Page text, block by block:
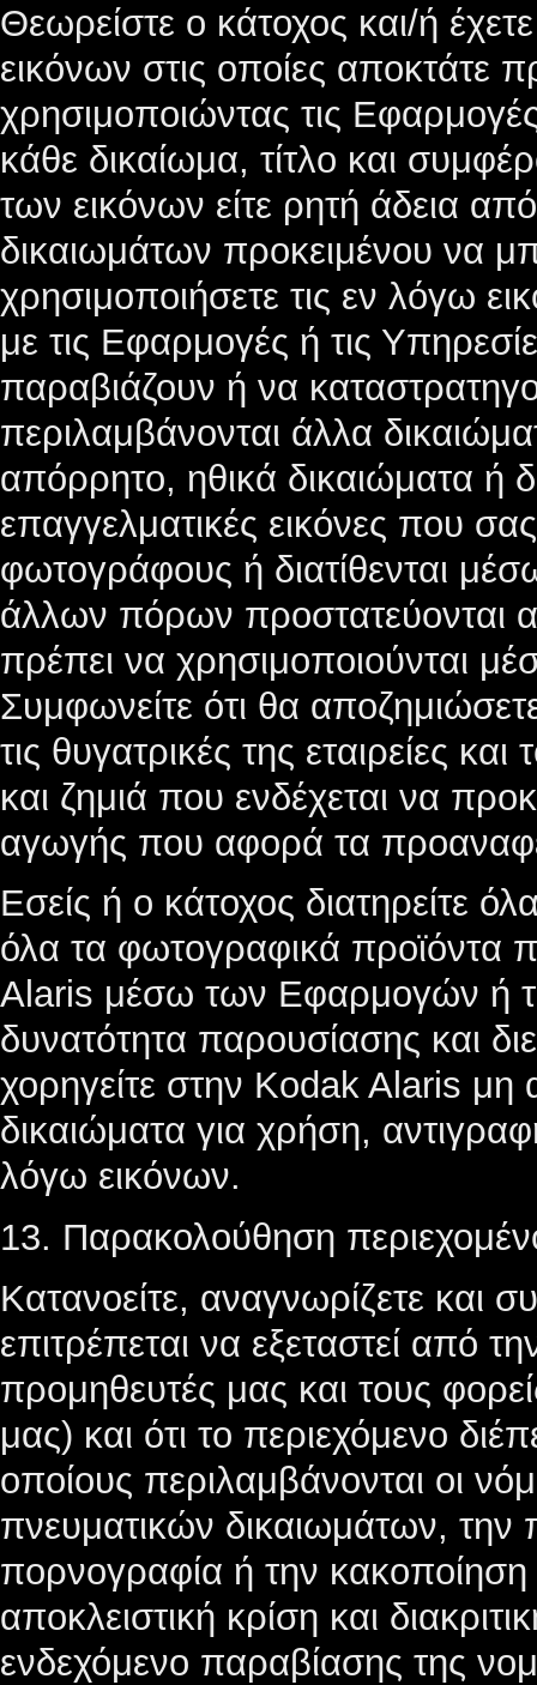
Θεωρείστε ο κάτοχος και/ή
εικόνων στις οποίες αποκτάτε
χρησιμοποιώντας τις
κάθε δικαίωμα, τίτλο και
των εικόνων είτε ρητή άδεια
δικαιωμάτων προκειμένου να
χρησιμοποιήσετε τις εν λόγω
με τις Εφαρμογές ή τις
παραβιάζουν ή να
περιλαμβάνονται άλλα
απόρρητο, ηθικά δικαιώματα ή
επαγγελματικές εικόνες που
φωτογράφους ή διατίθενται
άλλων πόρων προστατεύονται
πρέπει να χρησιμοποιούνται
Συμφωνείτε ότι θα
τις θυγατρικές της εταιρείες
και ζημιά που ενδέχεται να
αγωγής που αφορά τα
Εσείς ή ο κάτοχος διατηρείτε
όλα τα φωτογραφικά προϊόντα
Alaris μέσω των Εφαρμογών ή
δυνατότητα παρουσίασης και
χορηγείτε στην Kodak Alaris μη
δικαιώματα για χρήση,
λόγω εικόνων.
13. Παρακολούθηση
Κατανοείτε, αναγνωρίζετε και
επιτρέπεται να εξεταστεί από
προμηθευτές μας και τους
μας) και ότι το περιεχόμενο
οποίους περιλαμβάνονται οι
πνευματικών δικαιωμάτων, την
πορνογραφία ή την
αποκλειστική κρίση και
ενδεχόμενο παραβίασης της